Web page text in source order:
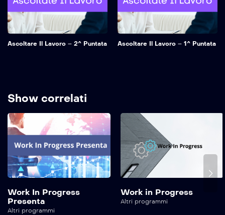
Ascoltare Il Lavoro – 2^ Puntata Ascoltare Il Lavoro – 1^ Puntata
Show correlati
Work In Progress
Presenta
Altri programmi
Work in Progress
Altri programmi